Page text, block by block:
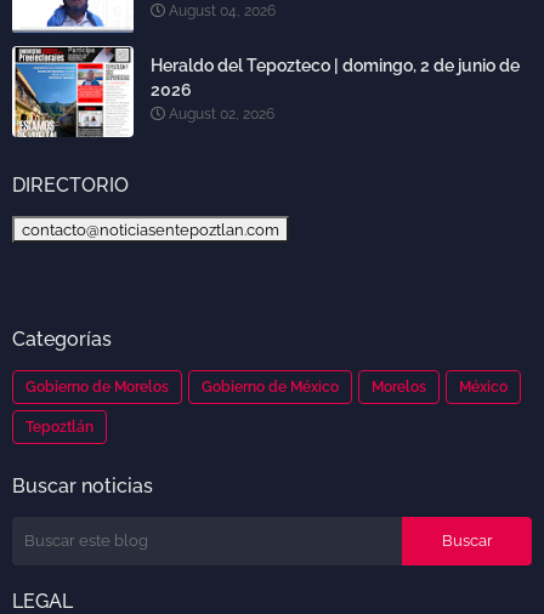
August 04, 2026
Heraldo del Tepozteco | domingo, 2 de junio de
2026
August 02, 2026
DIRECTORIO
contacto@noticiasentepoztlan.com
Categorías
Gobierno de Morelos Gobierno de México Morelos México
Tepoztlán
Buscar noticias
LEGAL